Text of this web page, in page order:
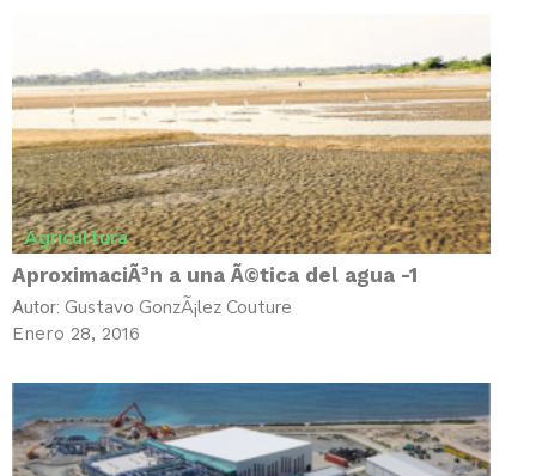
Agricultura
AproximaciÃ³n a una Ã©tica del agua -1
Autor: Gustavo GonzÃ¡lez Couture
Enero 28, 2016